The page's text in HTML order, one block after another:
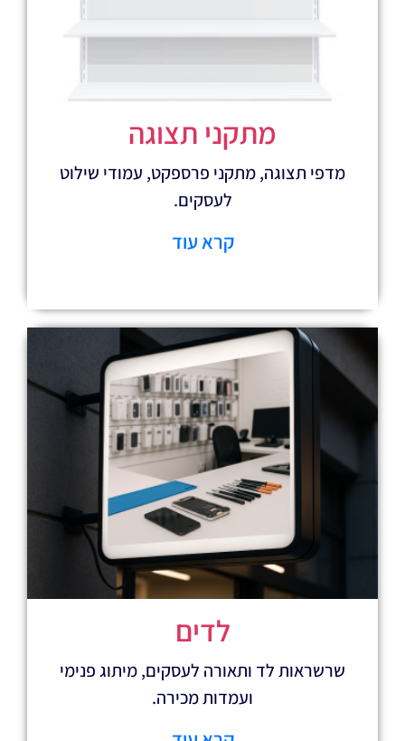
מתקני תצוגה
מתקני פרספקט, עמודי שילוט
לד ותאורה לעסקים, מיתוג פנימי